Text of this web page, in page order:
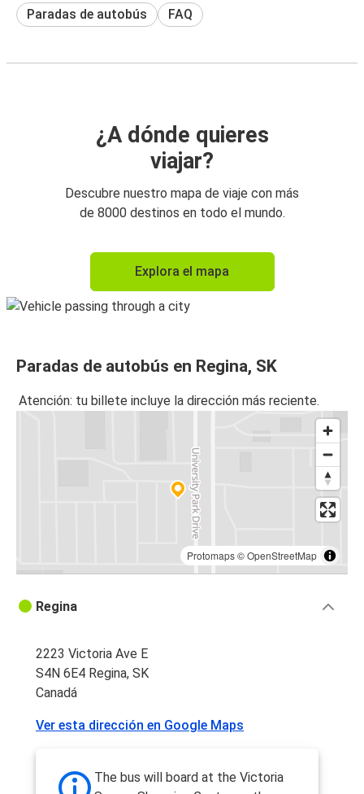
Paradas de autobús FAQ
¿A dónde quieres
viajar?
Descubre nuestro mapa de viaje con más
de 8000 destinos en todo el mundo.
Explora el mapa
Paradas de autobús en Regina, SK
Atención: tu billete incluye la dirección más reciente.
Protomaps©OpenStreetMap
Regina
2223 Victoria Ave E
S4N 6E4 Regina, SK
Canadá
Ver esta dirección en Google Maps
The bus will board at the Victoria